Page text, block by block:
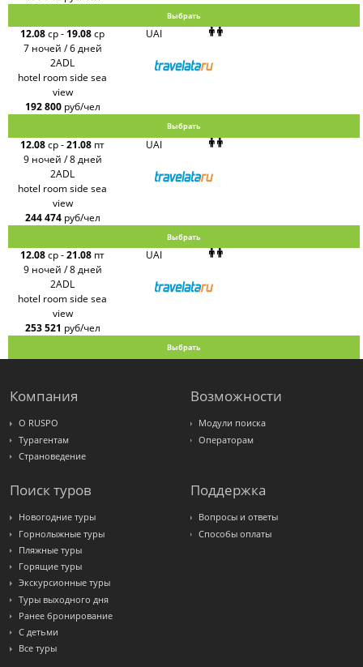
Выбрать
12.08ср- 19.08ср
7 ночей / 6 дней
UAI
2ADL
hotel room side sea
view
192 800 руб/чел
Выбрать
12.08ср-21.08 пт
9 ночей / 8 дней
UAI
2ADL
hotel room side sea
view
244 474 руб/чел
Выбрать
12.08ср-21.08 пт
9 ночей / 8 дней
UAI
2ADL
hotel room side sea
view
253 521 руб/чел
Выбрать
Компания
О RUSPO
Турагентам
Страноведение
Возможности
Модули поиска
Операторам
Поиск туров
Новогодние туры
Горнолыжные туры
Пляжные туры
Горящие туры
Экскурсионные туры
Туры выходного дня
Ранее бронирование
С детьми
Все туры
Поддержка
Вопросы и ответы
Способы оплаты